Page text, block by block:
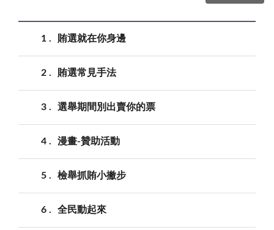
1 賄選就在你身邊
2 賄選常見手法
3 選舉期間別出賣你的票
4 漫畫-贊助活動
5 檢舉抓賄小撇步
6 全民動起來